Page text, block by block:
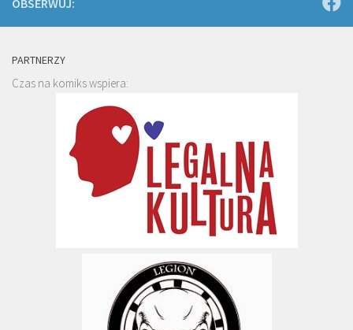
PARTNERZY
Czas na komiks wspiera: